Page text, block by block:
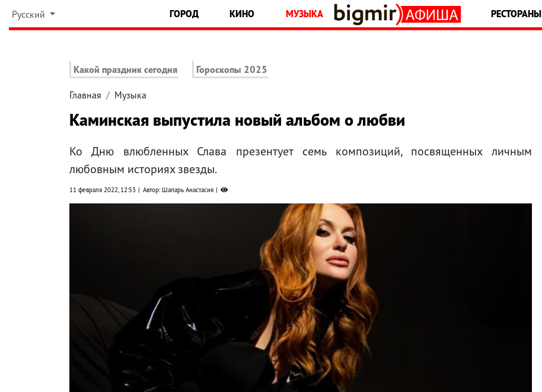
Русский ГОРОД КИНО МУЗЫКА РЕСТОРАНЫ
Какой праздник сегодня Гороскопы 2025
Главная Музыка
Каминская выпустила новый альбом о любви
Ко Дню влюбленных Слава презентует семь композиций, посвященных личным
любовным историях звезды.
11 февраля 2022, 12:53 Автор: Шапарь Анастасия